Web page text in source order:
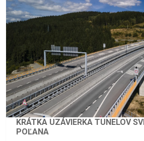
KRÁTKA UZÁVIERKA TUNELOV
POĽANA